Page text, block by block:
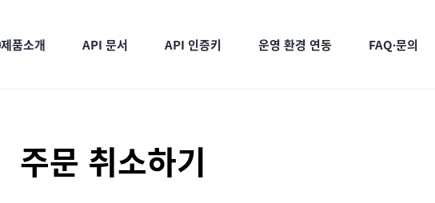
제품소개 API 문서
시작하기
API 인증키 운영 환경 연동 FAQ∙문의
주문 취소하기